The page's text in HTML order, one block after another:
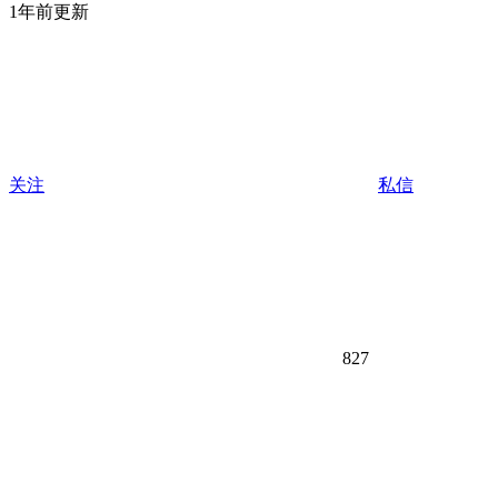
1年前更新
关注 私信
827